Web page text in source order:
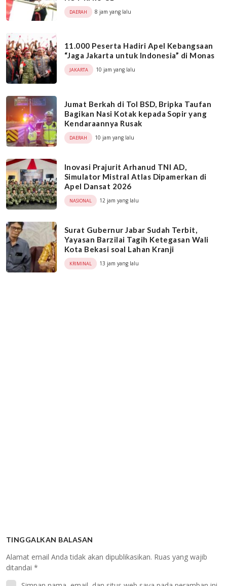
DAERAH 8 jam yang lalu
11.000 Peserta Hadiri Apel Kebangsaan
“Jaga Jakarta untuk Indonesia” di Monas
JAKARTA 10 jam yang lalu
Jumat Berkah di Tol BSD, Bripka Taufan
Bagikan Nasi Kotak kepada Sopir yang
Kendaraannya Rusak
DAERAH 10 jam yang lalu
Inovasi Prajurit Arhanud TNI AD,
Simulator Mistral Atlas Dipamerkan di
Apel Dansat 2026
NASIONAL 12 jam yang lalu
Surat Gubernur Jabar Sudah Terbit,
Yayasan Barzilai Tagih Ketegasan Wali
Kota Bekasi soal Lahan Kranji
KRIMINAL 13 jam yang lalu
TINGGALKAN BALASAN
Alamat email Anda tidak akan dipublikasikan. Ruas yang wajib
ditandai *